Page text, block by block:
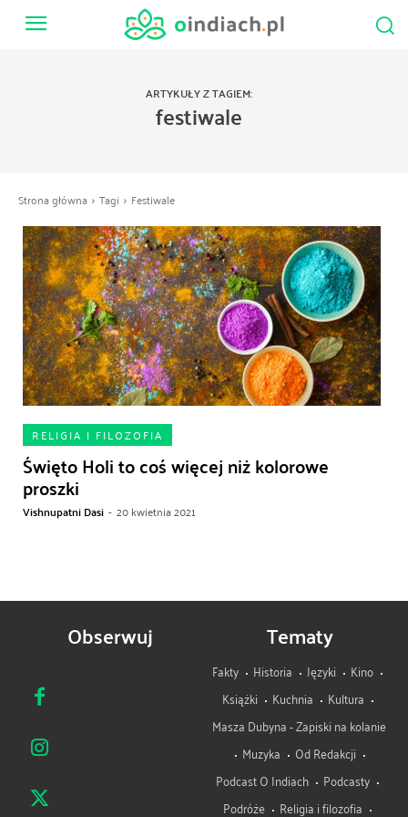
ARTYKUŁY Z TAGIEM:
festiwale
Strona główna Tagi Festiwale
RELIGIA I FILOZOFIA
Święto Holi to coś więcej niż kolorowe
proszki
Vishnupatni Dasi - 20 kwietnia 2021
Obserwuj Tematy
Fakty Historia Języki
Kino
Książki
Kuchnia
Kultura
Masza Dubyna - Zapiski na kolanie
Muzyka
Od Redakcji
Podcast O Indiach
Podcasty
Podróże
Religia i filozofia